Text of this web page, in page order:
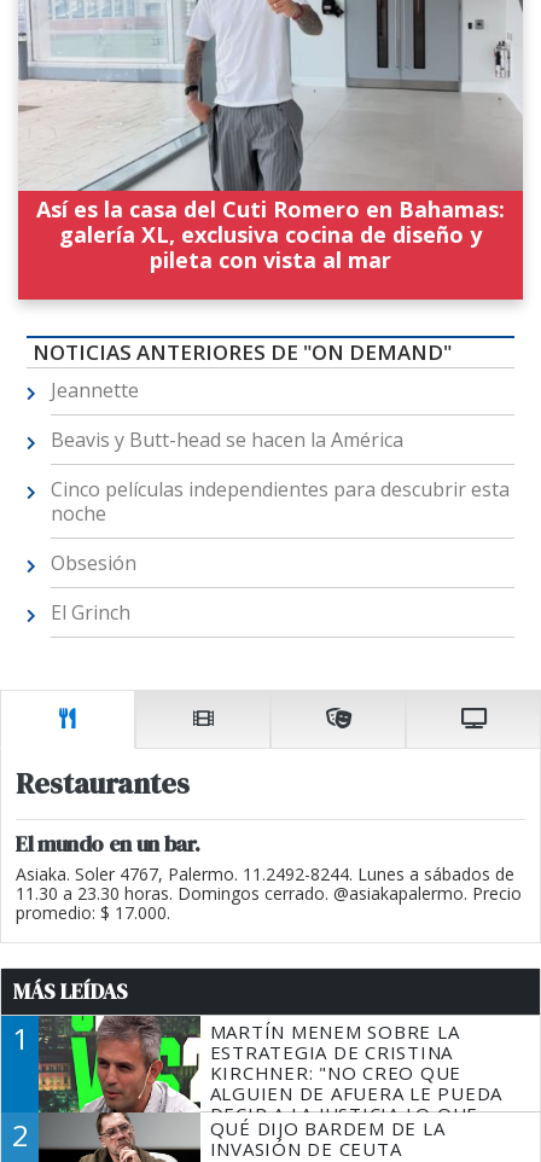
Así es la casa del Cuti Romero en Bahamas:
galería XL, exclusiva cocina de diseño y
pileta con vista al mar
NOTICIAS ANTERIORES DE "ON DEMAND"
Jeannette
Beavis y Butt-head se hacen la América
Cinco películas independientes para descubrir esta
noche
Obsesión
El Grinch
Restaurantes
El mundo en un bar.
Asiaka. Soler 4767, Palermo. 11.2492-8244. Lunes a sábados de
11.30 a 23.30 horas. Domingos cerrado. @asiakapalermo. Precio
promedio: $ 17.000.
MÁS LEÍDAS
1
MARTÍN MENEM SOBRE LA
ESTRATEGIA DE CRISTINA
KIRCHNER: "NO CREO QUE
ALGUIEN DE AFUERA LE PUEDA
DECIR A LA JUSTICIA LO QUE
TIENE QUE HACER"
2
QUÉ DIJO BARDEM DE LA
INVASIÓN DE CEUTA